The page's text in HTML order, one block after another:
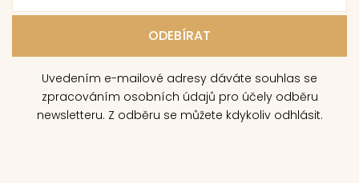
Uvedením e-mailové adresy dáváte souhlas se
zpracováním osobních údajů pro účely odběru
newsletteru. Z odběru se můžete kdykoliv odhlásit.